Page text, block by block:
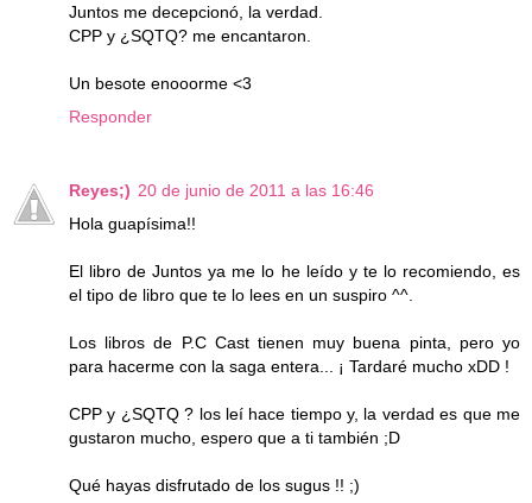
Juntos me decepcionó, la verdad.
CPP y ¿SQTQ? me encantaron.
Un besote enooorme <3
Responder
Reyes;) 20 de junio de 2011 a las 16:46
Hola guapísima!!
El libro de Juntos ya me lo he leído y te lo recomiendo, es
el tipo de libro que te lo lees en un suspiro ^^.
Los libros de P.C Cast tienen muy buena pinta, pero yo
para hacerme con la saga entera... ¡ Tardaré mucho xDD !
CPP y ¿SQTQ ? los leí hace tiempo y, la verdad es que me
gustaron mucho, espero que a ti también ;D
Qué hayas disfrutado de los sugus !! ;)